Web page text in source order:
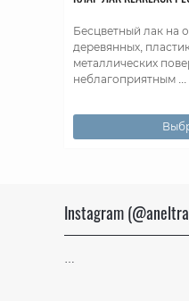
Бесцветный лак на
деревянных,
металлических
неблагоприятным ...
Instagram
…